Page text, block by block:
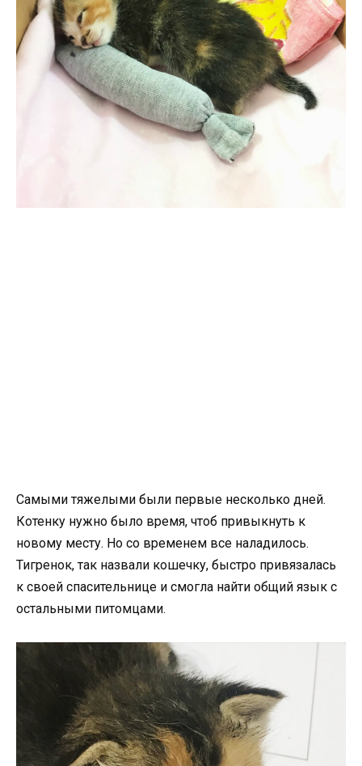
Самыми тяжелыми были первые несколько дней.
Котенку нужно было время, чтоб привыкнуть к
новому месту. Но со временем все наладилось.
Тигренок, так назвали кошечку, быстро привязалась
к своей спасительнице и смогла найти общий язык с
остальными питомцами.